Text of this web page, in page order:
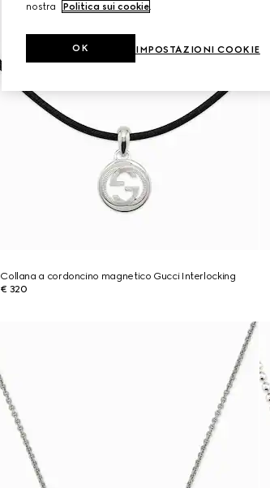
Collana a cordoncino magnetico Gucci Interlocking
€ 320
nostra
Politica sui cookie.
IMPOSTAZIONI COOKIE
OK